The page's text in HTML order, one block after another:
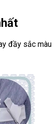
đầy sắc màu